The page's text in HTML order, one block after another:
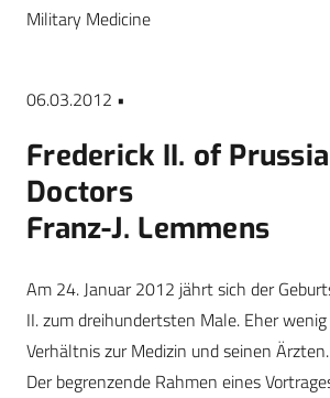
Military Medicine
06.03.2012 •
Frederick II. of
Doctors
Franz-J. Lemmens
Am 24. Januar 2012 jährt sich der
II. zum dreihundertsten Male. Eher
Verhältnis zur Medizin und seinen Ärzten.
Der begrenzende Rahmen eines